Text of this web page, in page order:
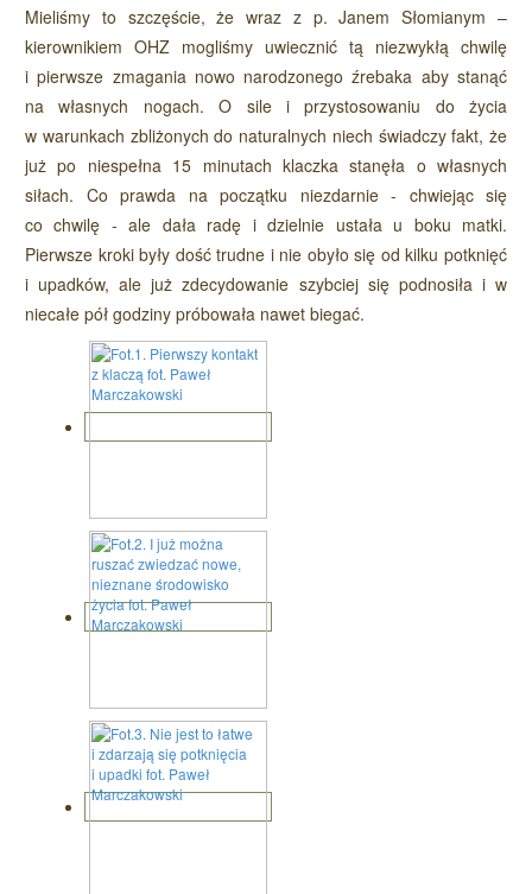
Mieliśmy to szczęście, że wraz z p. Janem Słomianym –
kierownikiem OHZ mogliśmy uwiecznić tą niezwykłą chwilę
i pierwsze zmagania nowo narodzonego źrebaka aby stanąć
na własnych nogach. O sile i przystosowaniu do życia
w warunkach zbliżonych do naturalnych niech świadczy fakt, że
już po niespełna 15 minutach klaczka stanęła o własnych
siłach. Co prawda na początku niezdarnie - chwiejąc się
co chwilę - ale dała radę i dzielnie ustała u boku matki.
Pierwsze kroki były dość trudne i nie obyło się od kilku potknięć
i upadków, ale już zdecydowanie szybciej się podnosiła i w
niecałe pół godziny próbowała nawet biegać.